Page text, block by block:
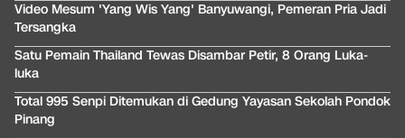
Video Mesum 'Yang Wis Yang' Banyuwangi, Pemeran Pria Jadi
Tersangka
Satu Pemain Thailand Tewas Disambar Petir, 8 Orang Luka-
luka
Total 995 Senpi Ditemukan di Gedung Yayasan Sekolah Pondok
Pinang